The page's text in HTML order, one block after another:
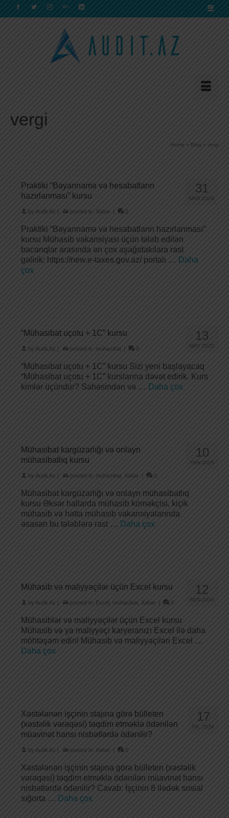
vergi
Home » Blog » vergi
31
MAR 2026
Praktiki “Bəyannamə və hesabatların
hazırlanması” kursu
by Audit.Az | posted in: Xəbər | 0
Praktiki “Bəyannamə və hesabatların hazırlanması”
kursu Mühasib vakansiyası üçün tələb edilən
bacarıqlar arasında ən çox aşağıdakılara rast
gəlirik: https://new.e-taxes.gov.az/ portalı … Daha
çox
13
MAY 2025
“Mühasibat uçotu + 1C” kursu
by Audit.Az | posted in: muhasibat | 0
“Mühasibat uçotu + 1C” kursu Sizi yeni başlayacaq
“Mühasibat uçotu + 1C” kurslarına dəvət edirik. Kurs
kimlər üçündür? Sahəsindən və … Daha çox
10
YAN 2025
Mühasibat kargüzarlığı və onlayn
mühasibatlıq kursu
by Audit.Az | posted in: muhasibat Xəbər | 0
Mühasibat kargüzarlığı və onlayn mühasibatlıq
kursu Əksər hallarda mühasib köməkçisi, kiçik
mühasib və hətta mühasib vakansiyalarında
əsasən bu tələblərə rast … Daha çox
12
SEN 2024
Mühasib və maliyyəçilər üçün Excel kursu
by Audit.Az | posted in: Excel muhasibat Xəbər | 0
Mühasiblər və maliyyəçilər üçün Excel kursu
Mühasib və ya maliyyəçi karyeranızı Excel ilə daha
möhtəşəm edin! Mühasib və maliyyəçiləri Excel …
Daha çox
17
İYL 2024
Xəstələnən işçinin stajına görə bülleten
(xəstəlik vərəqəsi) təqdim etməklə ödənilən
müavinət hansı nisbətlərdə ödənilir?
by Audit.Az | posted in: Xəbər | 0
Xəstələnən işçinin stajına görə bülleten (xəstəlik
vərəqəsi) təqdim etməklə ödənilən müavinət hansı
nisbətlərdə ödənilir? Cavab: İşçinin 8 ilədək sosial
sığorta … Daha çox